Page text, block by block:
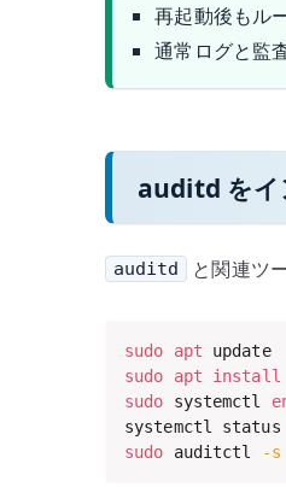
再起動後もル
通常ログと監
auditd をイ
auditd と関連ツ
sudo apt
update
sudo
apt install
sudo systemctl
sudo auditctl -s